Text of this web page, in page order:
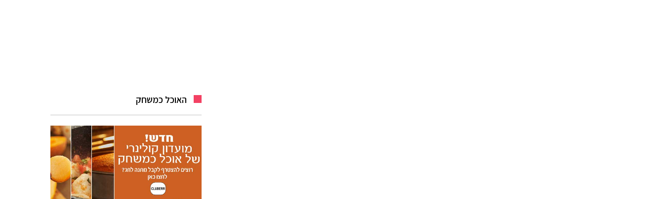
האוכל כמשחק